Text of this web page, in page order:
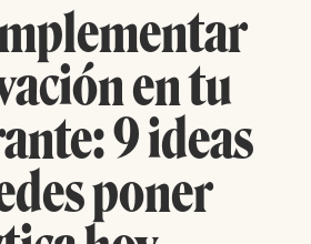
en tu
9 ideas
poner